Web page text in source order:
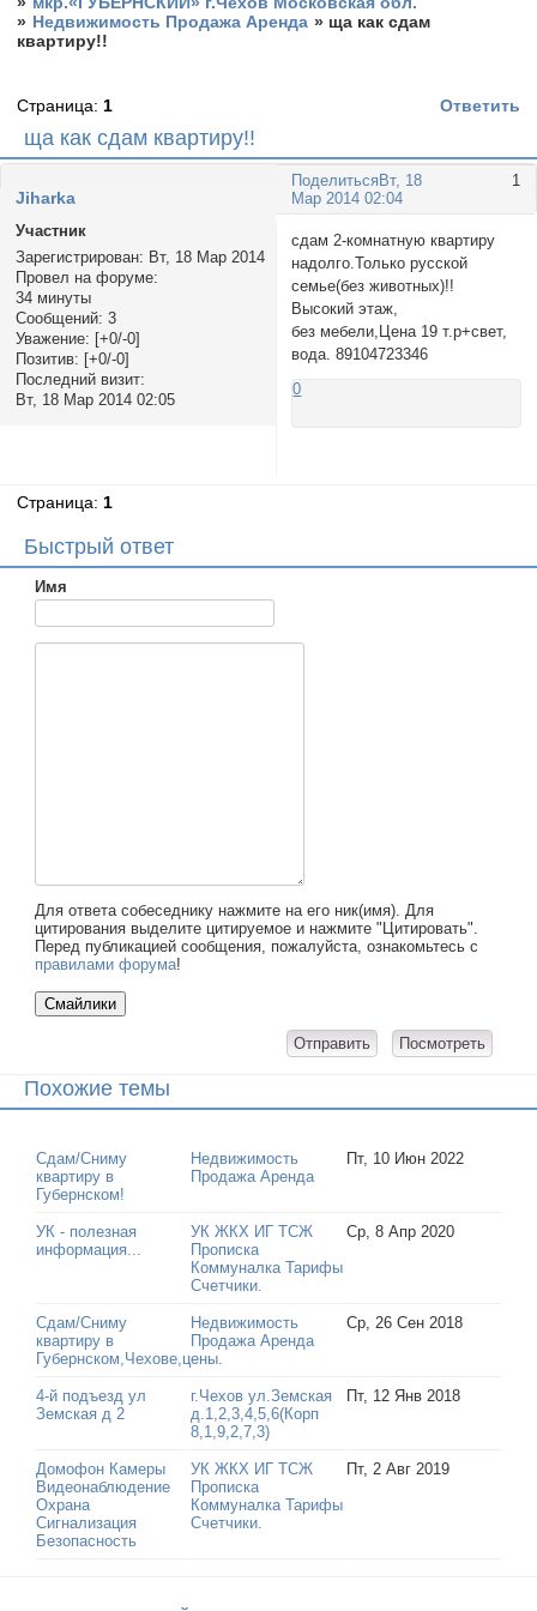
» Недвижимость Продажа Аренда » ща как сдам
квартиру!!
ща как сдам квартиру!!
Страница: 1 Ответить
Поделиться 1
Вт, 18
Мар 2014 02:04
Jiharka
Участник
Зарегистрирован: Вт, 18 Мар 2014
Провел на форуме:
34 минуты
Сообщений: 3
Уважение: [+0/-0]
Позитив: [+0/-0]
Последний визит:
Вт, 18 Мар 2014 02:05
сдам 2-комнатную квартиру
надолго.Только русской
семье(без животных)!!
Высокий этаж,
без мебели,Цена 19 т.р+свет,
вода. 89104723346
0
Страница: 1
Быстрый ответ
Имя
Для ответа собеседнику нажмите на его ник(имя). Для
цитирования выделите цитируемое и нажмите "Цитировать".
Перед публикацией сообщения, пожалуйста, ознакомьтесь с
правилами форума!
Похожие темы
Сдам/Сниму
квартиру в
Губернском!
Недвижимость
Продажа Аренда
Пт, 10 Июн 2022
УК - полезная
информация...
УК ЖКХ ИГ ТСЖ
Прописка
Коммуналка Тарифы
Счетчики.
Ср, 8 Апр 2020
Сдам/Сниму
квартиру в
Губернском,Чехове,цены.
Недвижимость
Продажа Аренда
Ср, 26 Сен 2018
4-й подъезд ул
Земская д 2
г.Чехов ул.Земская
д.1,2,3,4,5,6(Корп
8,1,9,2,7,3)
Пт, 12 Янв 2018
Домофон Камеры
Видеонаблюдение
Охрана
Сигнализация
Безопасность
УК ЖКХ ИГ ТСЖ
Прописка
Коммуналка Тарифы
Счетчики.
Пт, 2 Авг 2019